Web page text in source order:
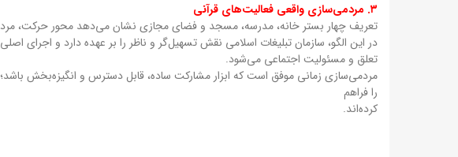
۳. مردمی‌سازی واقعی فعالیت‌های قرآنی
تعریف چهار بستر خانه، مدرسه، مسجد و فضای مجازی نشان می‌دهد محور حرکت،
در این الگو، سازمان تبلیغات اسلامی نقش تسهیل‌گر و ناظر را بر عهده دارد و
تعلق و مسئولیت اجتماعی می‌شود.
مردمی‌سازی زمانی موفق است که ابزار مشارکت ساده، قابل دسترس و انگیزه‌بخش باشد؛
را فراهم
کرده‌اند.